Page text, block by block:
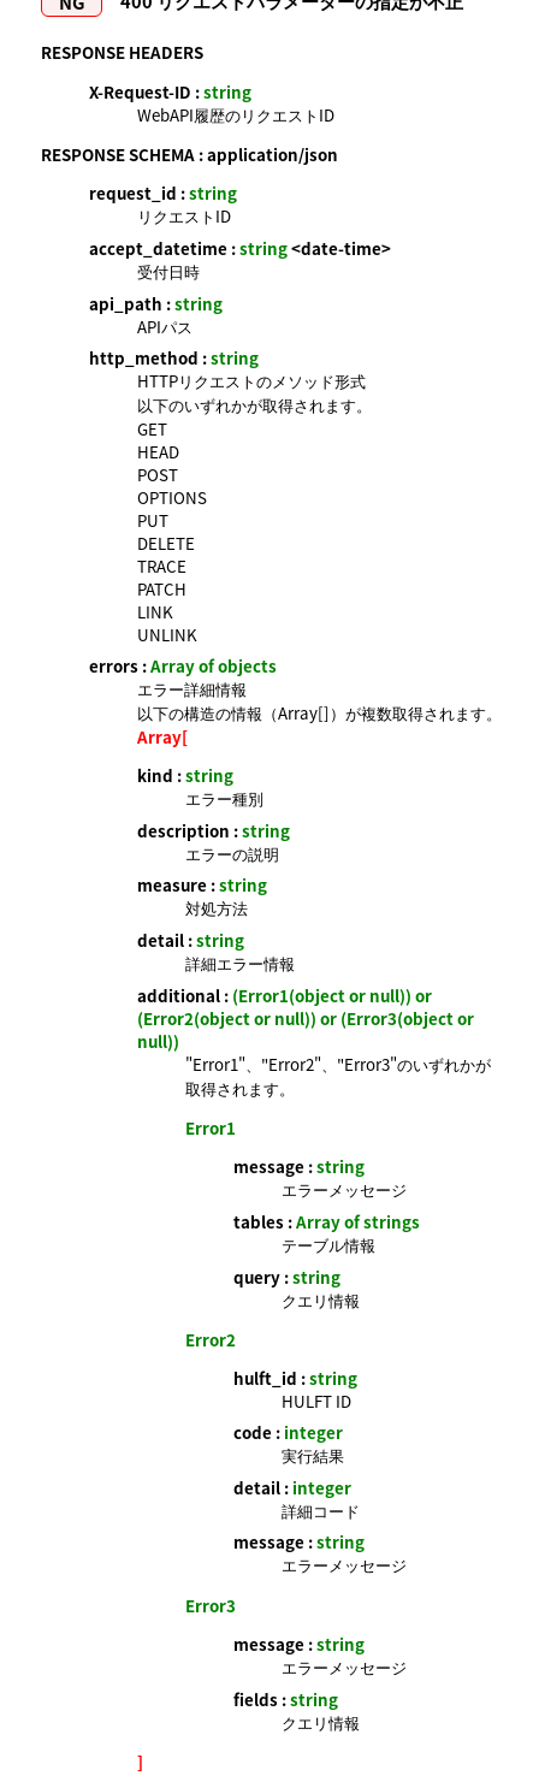
RESPONSE HEADERS
X-Request-ID :string
WebAPI履歴のリクエストID
RESPONSE SCHEMA :application/json
request_id :string
リクエストID
accept_datetime :string<date-time>
受付日時
api_path :string
APIパス
http_method :string
HTTPリクエストのメソッド形式
以下のいずれかが取得されます。
GET
HEAD
POST
OPTIONS
PUT
DELETE
TRACE
PATCH
LINK
UNLINK
errors :Array of objects
エラー詳細情報
以下の構造の情報（Array[]）が複数取得されます。
Array[
kind :string
エラー種別
description :string
エラーの説明
measure :string
対処方法
detail :string
詳細エラー情報
additional : (Error1(object or null)) or
(Error2(object or null)) or (Error3(object or
null))
"Error1"、"Error2"、"Error3"のいずれかが
取得されます。
Error1
message :string
エラーメッセージ
tables :Array of strings
テーブル情報
query :string
クエリ情報
Error2
hulft_id :string
HULFT ID
code : integer
実行結果
detail : integer
詳細コード
message :string
エラーメッセージ
Error3
message :string
エラーメッセージ
fields :string
クエリ情報
]